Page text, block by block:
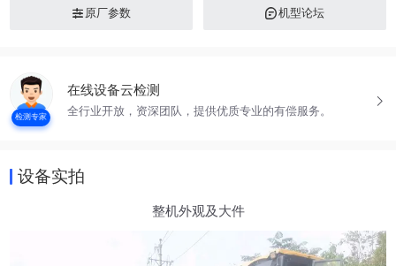
原厂参数 机型论坛
检测专家
在线设备云检测
全行业开放，资深团队，提供优质专业的有偿服务。
设备实拍
整机外观及大件